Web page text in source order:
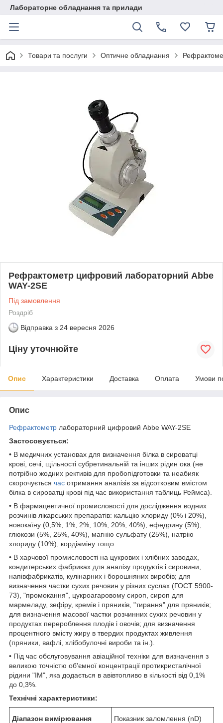
Лабораторне обладнання та прилади
Товари та послуги Оптичне обладнання
Рефрактометр цифровий лабораторний Abbe
WAY-2SE
Під замовлення
Роздріб
Відправка з 24 вересня 2026
Ціну уточнюйте
Опис Характеристики Доставка Оплата Умови
Опис
Рефрактометр лабораторний цифровий Abbe WAY-2SE
Застосовується:
• В медичних установах для визначення білка в сироватці
крові, сечі, щільності субретинальній та інших рідин ока (не
потрібно жодних рективів для пробопідготовки та неабияк
скорочується час отримання аналізів за відсотковим вмістом
білка в сироватці крові під час використання таблиць Реймса).
• В фармацевтичної промисловості для дослідження водних
розчинів лікарських препаратів: кальцію хлориду (0% і 20%),
новокаїну (0,5%, 1%, 2%, 10%, 20%, 40%), ефедрину (5%),
глюкози (5%, 25%, 40%), магнію сульфату (25%), натрію
хлориду (10%), кордіаміну тощо.
• В харчової промисловості на цукрових і хлібних заводах,
кондитерських фабриках для аналізу продуктів і сировини,
напівфабрикатів, кулінарних і борошняних виробів; для
визначення частки сухих речовин у різних суслах (ГОСТ 5900-
73), "промокання", цукроагаровому сироп, сироп для
мармеладу, зефіру, кремів і пряників, "тирання" для пряників;
для визначення масової частки розчинних сухих речовин у
продуктах перероблення плодів і овочів; для визначення
процентного вмісту жиру в твердих продуктах живлення
(пряники, вафлі, хлібобулочні вироби та ін.).
• Під час обслуговування авіаційної техніки для визначення з
великою точністю об'ємної концентрації протикристалічної
рідини "ІМ", яка додається в авівтопливо в кількості від 0,1%
до 0,3%.
Технічні характеристики:
Діапазон вимірювання
Показник заломлення (nD)